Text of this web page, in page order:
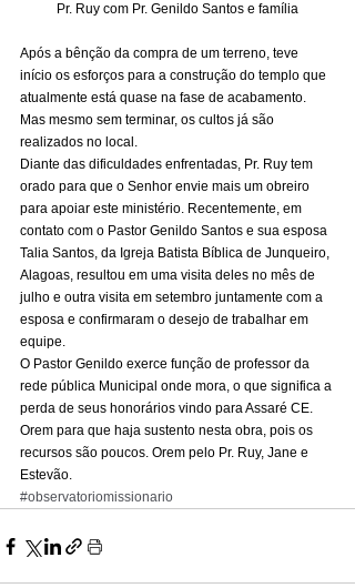
Pr. Ruy com Pr. Genildo Santos e família
Após a bênção da compra de um terreno, teve
início os esforços para a construção do templo que
atualmente está quase na fase de acabamento.
Mas mesmo sem terminar, os cultos já são
realizados no local.
Diante das dificuldades enfrentadas, Pr. Ruy tem
orado para que o Senhor envie mais um obreiro
para apoiar este ministério. Recentemente, em
contato com o Pastor Genildo Santos e sua esposa
Talia Santos, da Igreja Batista Bíblica de Junqueiro,
Alagoas, resultou em uma visita deles no mês de
julho e outra visita em setembro juntamente com a
esposa e confirmaram o desejo de trabalhar em
equipe.
O Pastor Genildo exerce função de professor da
rede pública Municipal onde mora, o que significa a
perda de seus honorários vindo para Assaré CE.
Orem para que haja sustento nesta obra, pois os
recursos são poucos. Orem pelo Pr. Ruy, Jane e
Estevão.
#observatoriomissionario